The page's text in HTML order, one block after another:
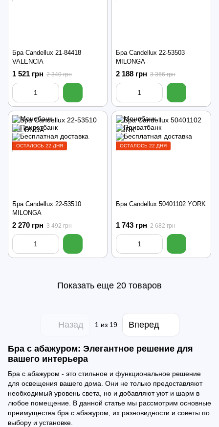
Бра Candellux 21-84418
VALENCIA
1 521 грн 2 340 грн
Бра Candellux 22-53503
MILONGA
2 188 грн 3 366 грн
ОСТАЛОСЬ 22 ДНЯ
Бра Candellux 22-53510
MILONGA
2 270 грн 3 492 грн
ОСТАЛОСЬ 22 ДНЯ
Бра Candellux 50401102 YORK
1 743 грн 2 682 грн
Показать еще 20 товаров
Назад 1из 19 Вперед
Бра с абажуром: Элегантное решение для
вашего интерьера
Бра с абажуром - это стильное и функциональное решение
для освещения вашего дома. Они не только предоставляют
необходимый уровень света, но и добавляют уют и шарм в
любое помещение. В данной статье мы рассмотрим основные
преимущества бра с абажуром, их разновидности и советы по
выбору и установке.